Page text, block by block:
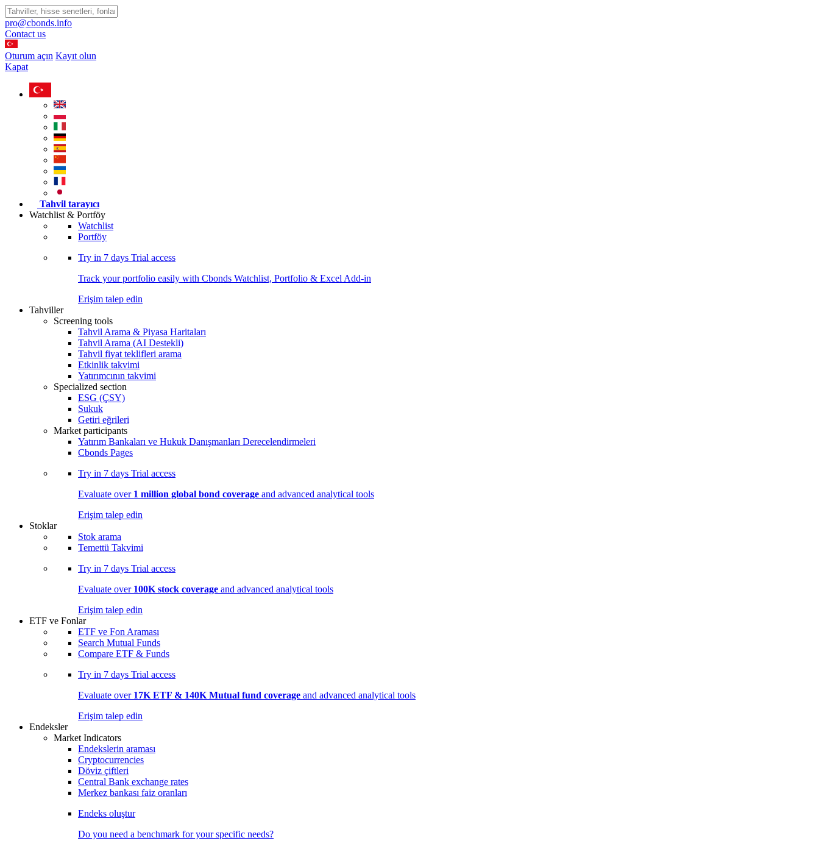
pro@cbonds.info
Contact us
Oturum açın Kayıt olun
Kapat
Tahvil tarayıcı
Watchlist & Portföy
Watchlist
Portföy
Try in 7 days Trial access
Track your portfolio easily with Cbonds Watchlist, Portfolio & Excel Add-in
Erişim talep edin
Tahviller
Screening tools
Tahvil Arama & Piyasa Haritaları
Tahvil Arama (AI Destekli)
Tahvil fiyat teklifleri arama
Etkinlik takvimi
Yatırımcının takvimi
Specialized section
ESG (ÇSY)
Sukuk
Getiri eğrileri
Market participants
Yatırım Bankaları ve Hukuk Danışmanları Derecelendirmeleri
Cbonds Pages
Try in 7 days Trial access
Evaluate over 1 million global bond coverage and advanced analytical tools
Erişim talep edin
Stoklar
Stok arama
Temettü Takvimi
Try in 7 days Trial access
Evaluate over 100K stock coverage and advanced analytical tools
Erişim talep edin
ETF ve Fonlar
ETF ve Fon Araması
Search Mutual Funds
Compare ETF & Funds
Try in 7 days Trial access
Evaluate over 17K ETF & 140K Mutual fund coverage and advanced analytical tools
Erişim talep edin
Endeksler
Market Indicators
Endekslerin araması
Cryptocurrencies
Döviz çiftleri
Central Bank exchange rates
Merkez bankası faiz oranları
Endeks oluştur
Do you need a benchmark for your specific needs?